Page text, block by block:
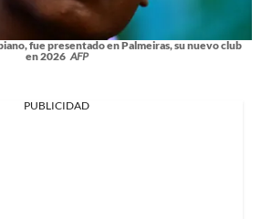
fue presentado en Palmeiras, su nuevo club
en 2026 AFP
PUBLICIDAD